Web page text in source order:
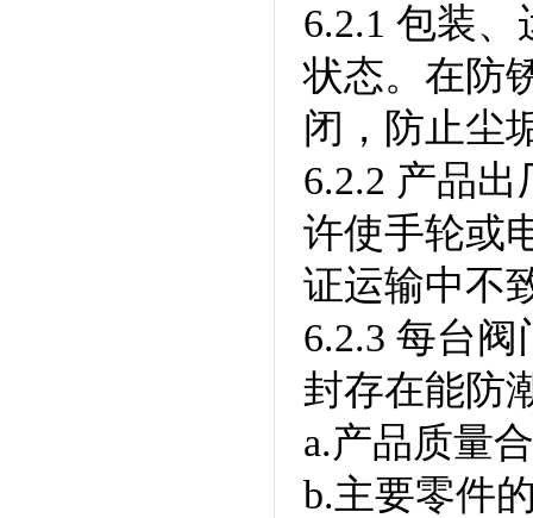
6.2.1 包装
状态。在防
闭，防止尘
6.2.2 产品
许使手轮或
证运输中不
6.2.3 每台
封存在能防
a.产品质量
b.主要零件